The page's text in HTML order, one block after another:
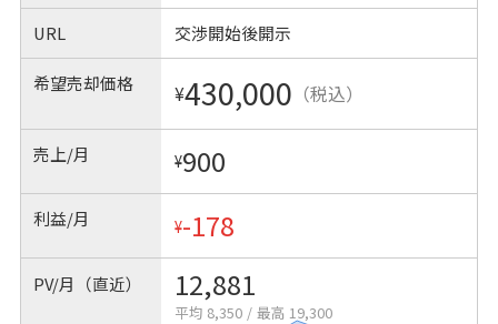
URL 交渉開始後開示
希望売却価格 ¥430,000 （税込）
売上/月 ¥900
利益/月 ¥-178
PV/月（直近） 12,881
平均 8,350 / 最高 19,300